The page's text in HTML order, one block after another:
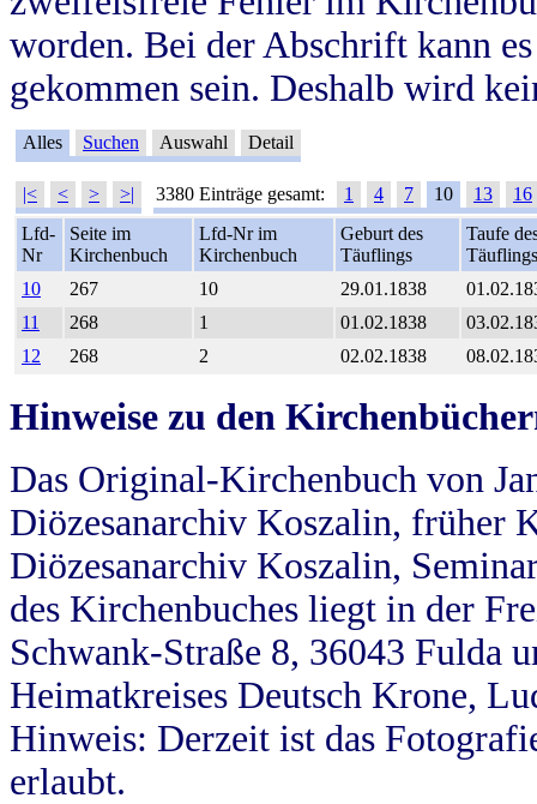
worden. Bei der Abschrift kann
gekommen sein. Deshalb wird
Alles Suchen Auswahl Detail
|< < > >| 3380 Einträge gesamt: 1 4 7 10 13
16
Lfd-
Nr
Seite im
Kirchenbuch
Lfd-Nr im
Kirchenbuch
Geburt des
Täuflings
Taufe
Täuflings
10
267 10 29.01.1838
11
268 1 01.02.1838
12
268 2 02.02.1838
Hinweise zu den
Das Original-Kirchenbuch von
Diözesanarchiv Koszalin, früher
Diözesanarchiv Koszalin,
des Kirchenbuches liegt in der
Schwank-Straße 8, 36043 Fulda
Heimatkreises Deutsch Krone,
Hinweis: Derzeit ist das
erlaubt.